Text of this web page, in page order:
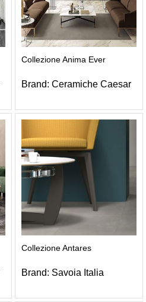
Collezione Anima Ever
Brand: Ceramiche Caesar
Collezione Antares
Brand: Savoia Italia